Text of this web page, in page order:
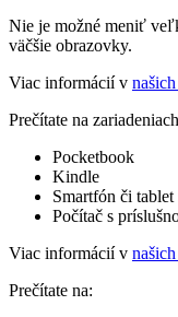
Nie je možné meniť
väčšie obrazovky.
Viac informácií v
Prečítate na
Pocketbook
Kindle
Smartfón či
Počítač s
Viac informácií v
Prečítate na: